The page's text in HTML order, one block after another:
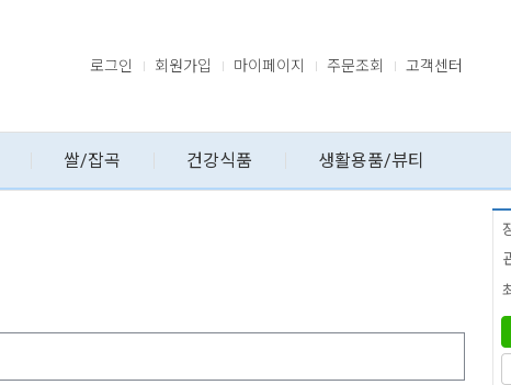
로그인 회원가입 마이페이지 주문조회 고객센터
쌀/잡곡 건강식품 생활용품/뷰티